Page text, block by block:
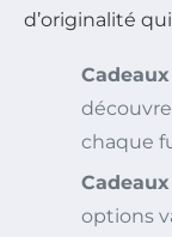
d’originalité
chaque
options